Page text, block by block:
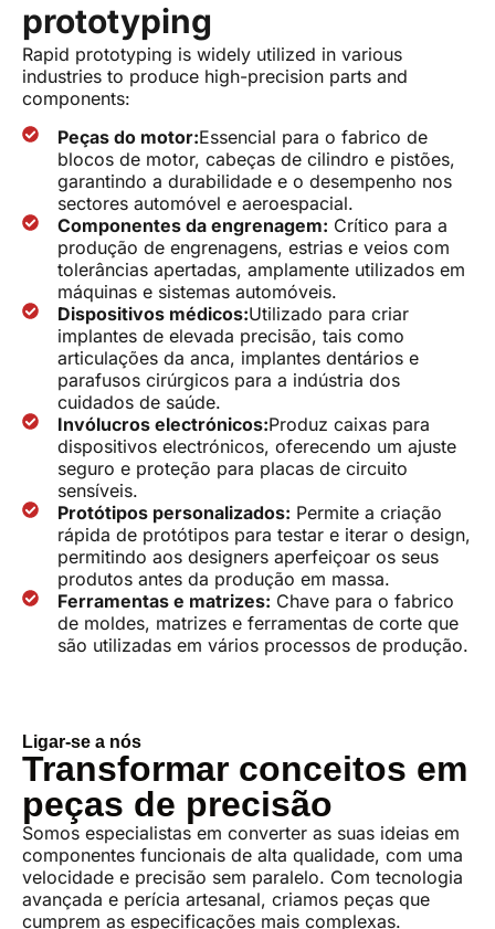
prototyping
Rapid prototyping is widely utilized in various
industries to produce high-precision parts and
components:
Peças do motor:Essencial para o fabrico de
blocos de motor, cabeças de cilindro e pistões,
garantindo a durabilidade e o desempenho nos
sectores automóvel e aeroespacial.
Componentes da engrenagem: Crítico para a
produção de engrenagens, estrias e veios com
tolerâncias apertadas, amplamente utilizados em
máquinas e sistemas automóveis.
Dispositivos médicos:Utilizado para criar
implantes de elevada precisão, tais como
articulações da anca, implantes dentários e
parafusos cirúrgicos para a indústria dos
cuidados de saúde.
Invólucros electrónicos:Produz caixas para
dispositivos electrónicos, oferecendo um ajuste
seguro e proteção para placas de circuito
sensíveis.
Protótipos personalizados: Permite a criação
rápida de protótipos para testar e iterar o design,
permitindo aos designers aperfeiçoar os seus
produtos antes da produção em massa.
Ferramentas e matrizes: Chave para o fabrico
de moldes, matrizes e ferramentas de corte que
são utilizadas em vários processos de produção.
Ligar-se a nós
Transformar conceitos em
peças de precisão
Somos especialistas em converter as suas ideias em
componentes funcionais de alta qualidade, com uma
velocidade e precisão sem paralelo. Com tecnologia
avançada e perícia artesanal, criamos peças que
cumprem as especificações mais complexas.